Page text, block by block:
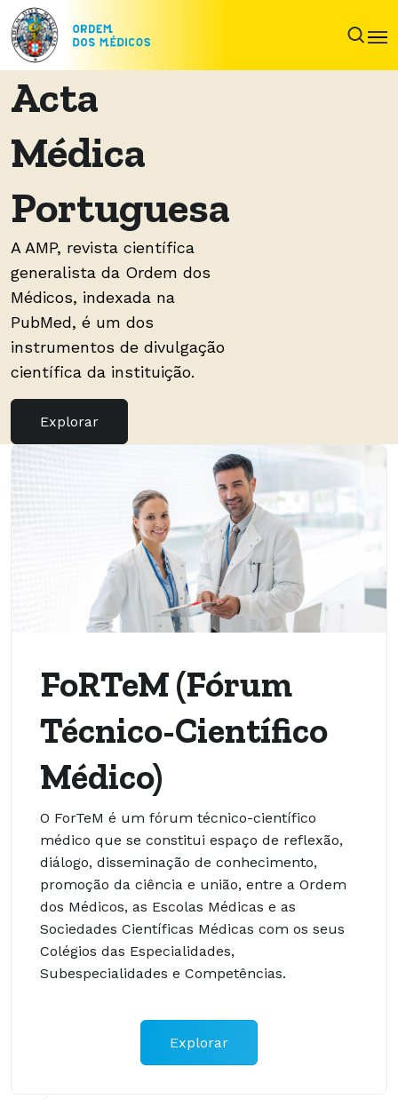
Acta
Médica
Portuguesa
A AMP, revista científica
generalista da Ordem dos
Médicos, indexada na
PubMed, é um dos
instrumentos de divulgação
científica da instituição.
Explorar
FoRTeM (Fórum
Técnico-Científico
Médico)
O ForTeM é um fórum técnico-científico
médico que se constitui espaço de reflexão,
diálogo, disseminação de conhecimento,
promoção da ciência e união, entre a Ordem
dos Médicos, as Escolas Médicas e as
Sociedades Científicas Médicas com os seus
Colégios das Especialidades,
Subespecialidades e Competências.
Explorar